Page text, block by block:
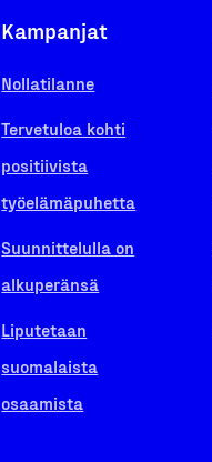
Kampanjat
Nollatilanne
Tervetuloa kohti
positiivista
työelämäpuhetta
Suunnittelulla on
alkuperänsä
Liputetaan
suomalaista
osaamista